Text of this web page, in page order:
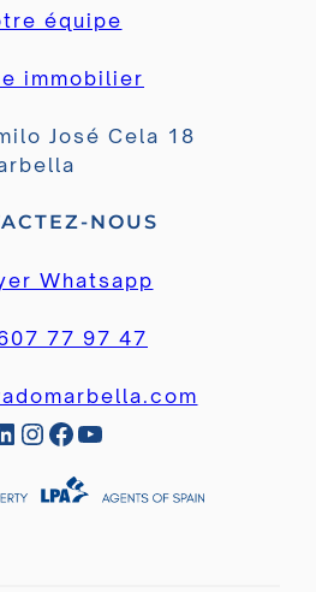
équipe
immobilier
José Cela 18
NOUS
Whatsapp
77 97 47
InstagramFacebook YouTube